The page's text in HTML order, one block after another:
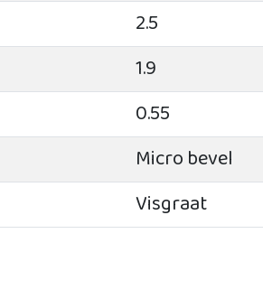
2.5
1.9
0.55
Micro bevel
Visgraat